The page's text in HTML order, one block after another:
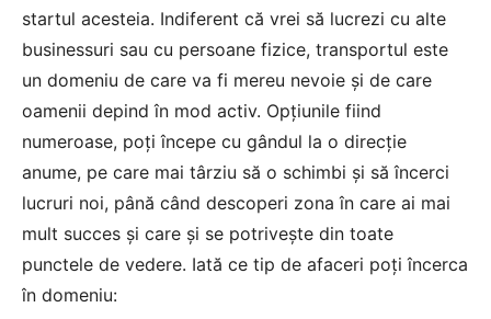
startul acesteia. Indiferent că vrei să lucrezi cu alte
businessuri sau cu persoane fizice, transportul este
un domeniu de care va fi mereu nevoie și de care
oamenii depind în mod activ. Opțiunile fiind
numeroase, poți începe cu gândul la o direcție
anume, pe care mai târziu să o schimbi și să încerci
lucruri noi, până când descoperi zona în care ai mai
mult succes și care și se potrivește din toate
punctele de vedere. Iată ce tip de afaceri poți încerca
în domeniu: